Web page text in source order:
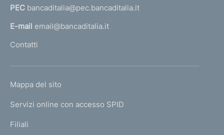
a
l
'
m
e
a
PEC bancaditalia@pec.bancaditalia.it
E-mail email@bancaditalia.it
Contatti
L
N
K
Mappa del sito
Servizi online con accesso SPID
Filiali